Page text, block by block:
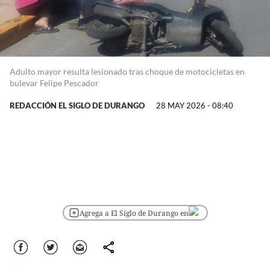
Adulto mayor resulta lesionado tras choque de motocicletas en
bulevar Felipe Pescador
REDACCIÓN EL SIGLO DE DURANGO 28 MAY 2026 - 08:40
Agrega a El Siglo de Durango en
Facebook Twitter Correo comparte